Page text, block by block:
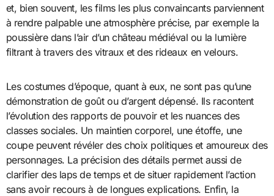
et, bien souvent, les films les plus convaincants parviennent
à rendre palpable une atmosphère précise, par exemple la
poussière dans l’air d’un château médiéval ou la lumière
filtrant à travers des vitraux et des rideaux en velours.
Les costumes d’époque, quant à eux, ne sont pas qu’une
démonstration de goût ou d’argent dépensé. Ils racontent
l’évolution des rapports de pouvoir et les nuances des
classes sociales. Un maintien corporel, une étoffe, une
coupe peuvent révéler des choix politiques et amoureux des
personnages. La précision des détails permet aussi de
clarifier des laps de temps et de situer rapidement l’action
sans avoir recours à de longues explications. Enfin, la